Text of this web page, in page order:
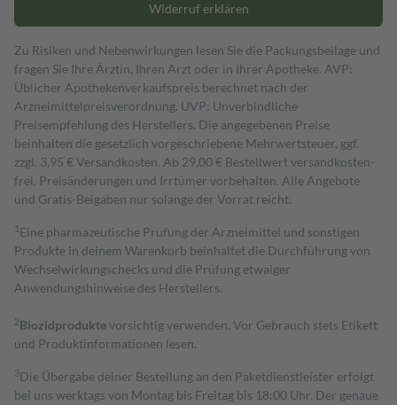
Widerruf erklären
Zu Risiken und Nebenwirkungen lesen Sie die Packungsbeilage und
fragen Sie Ihre Ärztin, Ihren Arzt oder in Ihrer Apotheke. AVP:
Üblicher Apothekenverkaufspreis berechnet nach der
Arzneimittelpreisverordnung. UVP: Unverbindliche
Preisempfehlung des Herstellers. Die angegebenen Preise
beinhalten die gesetzlich vorgeschriebene Mehrwertsteuer, ggf.
zzgl. 3,95 € Versandkosten. Ab 29,00 € Bestell­wert versand­kosten­
frei. Preisänderungen und Irrtümer vorbehalten. Alle Angebote
und Gratis-Beigaben nur solange der Vorrat reicht.
1 Eine pharmazeutische Prüfung der Arzneimittel und sonstigen
Produkte in deinem Warenkorb beinhaltet die Durchführung von
Wechselwirkungschecks und die Prüfung etwaiger
Anwendungshinweise des Herstellers.
2Biozidproduktevorsichtig verwenden. Vor Gebrauch stets Etikett
und Produktinformationen lesen.
3Die Übergabe deiner Bestellung an den Paketdienstleister erfolgt
bei uns werktags von Montag bis Freitag bis 18:00 Uhr. Der genaue